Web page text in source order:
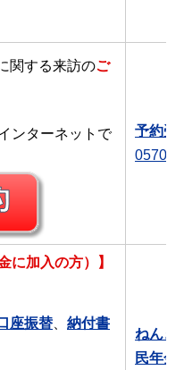
関する来訪のご
ンターネットで
予約受
0570-
に加入の方）】
座振替、 納付書
ねんき
民年金